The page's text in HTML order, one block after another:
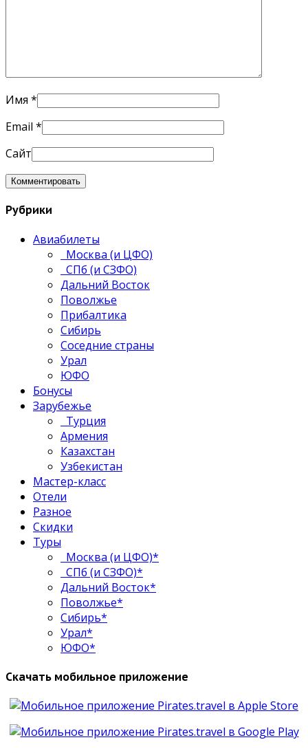
Имя *
Email *
Сайт
Рубрики
Авиабилеты
Москва (и ЦФО)
СПб (и СЗФО)
Дальний Восток
Поволжье
Прибалтика
Сибирь
Соседние страны
Урал
ЮФО
Бонусы
Зарубежье
Турция
Армения
Казахстан
Узбекистан
Мастер-класс
Отели
Разное
Скидки
Туры
Москва (и ЦФО)*
СПб (и СЗФО)*
Дальний Восток*
Поволжье*
Сибирь*
Урал*
ЮФО*
Скачать мобильное приложение